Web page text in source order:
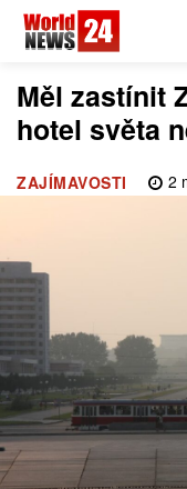
Měl zastínit
hotel světa
ZAJÍMAVOSTI 2